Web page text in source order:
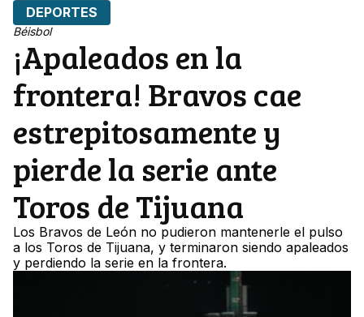
DEPORTES
Béisbol
¡Apaleados en la
frontera! Bravos cae
estrepitosamente y
pierde la serie ante
Toros de Tijuana
Los Bravos de León no pudieron mantenerle el pulso
a los Toros de Tijuana, y terminaron siendo apaleados
y perdiendo la serie en la frontera.